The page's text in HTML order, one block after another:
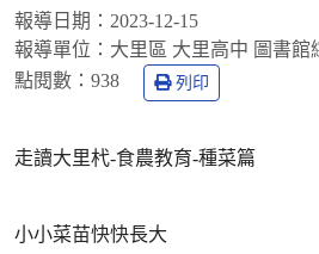
報導日期： 2023-12-15
報導單位： 大里區 大里高中 圖書館
點閱數： 938 列印
走讀大里杙-食農教育-種菜篇
小小菜苗快快長大